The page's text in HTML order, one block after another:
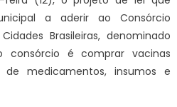
a aderir ao Consórcio
Brasileiras, denominado
consórcio é comprar vacinas
medicamentos, insumos e